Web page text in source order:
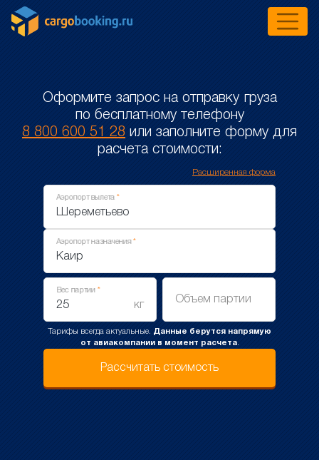
Оформите запрос на отправку груза
по бесплатному телефону
8 800 600 51 28 или заполните форму для
расчета стоимости:
Расширенная форма
Аэропорт вылета
Аэропорт назначения
Вес партии
кг
Объем партии
Тарифы всегда актуальные. Данные берутся напрямую
от авиакомпании в момент расчета.
Рассчитать стоимость